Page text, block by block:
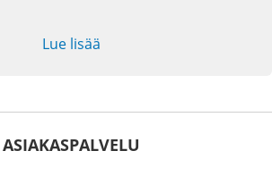
Lue lisää
ASIAKASPALVELU